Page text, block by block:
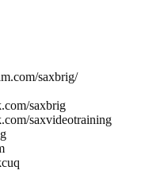
saxbrig/
saxbrig
saxvideotraining